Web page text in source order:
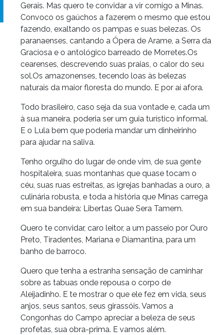
Gerais. Mas quero te convidar a vir comigo a Minas.
Convoco os gaúchos a fazerem o mesmo que estou
fazendo, exaltando os pampas e suas belezas. Os
paranaenses, cantando a Ópera de Arame, a Serra da
Graciosa e o antológico barreado de Morretes.Os
cearenses, descrevendo suas praias, o calor do seu
sol.Os amazonenses, tecendo loas às belezas
naturais da maior floresta do mundo. E por aí afora.
Todo brasileiro, caso seja da sua vontade e, cada um
à sua maneira, poderia ser um guia turístico informal.
E o Lula bem que poderia mandar um dinheirinho
para ajudar na saliva.
Tenho orgulho do lugar de onde vim, de sua gente
hospitaleira, suas montanhas que quase tocam o
céu, suas ruas estreitas, as igrejas banhadas a ouro, a
culinária robusta, e toda a história que Minas carrega
em sua bandeira: Libertas Quae Sera Tamem.
Quero te convidar, caro leitor, a um passeio por Ouro
Preto, Tiradentes, Mariana e Diamantina, para um
banho de barroco.
Quero que tenha a estranha sensação de caminhar
sobre as tabuas onde repousa o corpo de
Aleijadinho. E te mostrar o que ele fez em vida, seus
anjos, seus santos, seus girassóis. Vamos a
Congonhas do Campo apreciar a beleza de seus
profetas, sua obra-prima. E vamos além.